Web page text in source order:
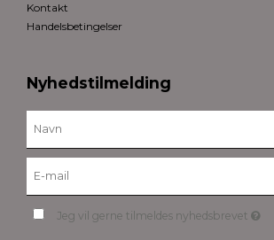
Kontakt
Handelsbetingelser
Nyhedstilmelding
Jeg vil gerne tilmeldes nyhedsbrevet